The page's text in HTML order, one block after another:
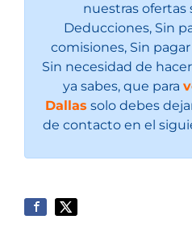
nuestras ofertas
Deducciones, Sin
comisiones, Sin
Sin necesidad de
ya sabes, que para
Dallas solo debes
de contacto en el